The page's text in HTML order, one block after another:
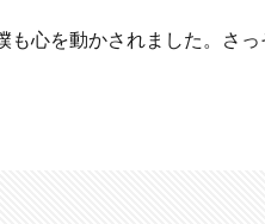
心を動かされました。さ